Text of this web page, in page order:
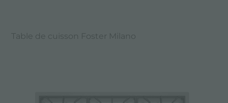
Table de cuisson Foster Milano